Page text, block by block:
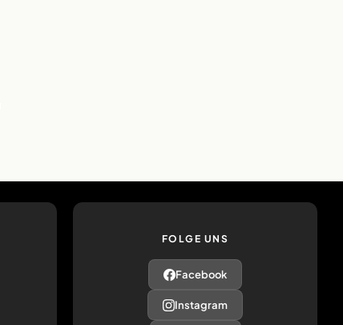
FOLGE UNS
Facebook
Instagram